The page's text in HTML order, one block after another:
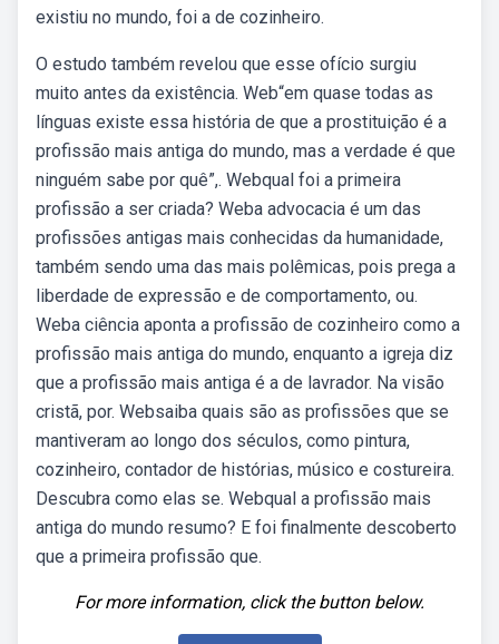
existiu no mundo, foi a de cozinheiro.
O estudo também revelou que esse ofício surgiu
muito antes da existência. Web“em quase todas as
línguas existe essa história de que a prostituição é a
profissão mais antiga do mundo, mas a verdade é que
ninguém sabe por quê”,. Webqual foi a primeira
profissão a ser criada? Weba advocacia é um das
profissões antigas mais conhecidas da humanidade,
também sendo uma das mais polêmicas, pois prega a
liberdade de expressão e de comportamento, ou.
Weba ciência aponta a profissão de cozinheiro como a
profissão mais antiga do mundo, enquanto a igreja diz
que a profissão mais antiga é a de lavrador. Na visão
cristã, por. Websaiba quais são as profissões que se
mantiveram ao longo dos séculos, como pintura,
cozinheiro, contador de histórias, músico e costureira.
Descubra como elas se. Webqual a profissão mais
antiga do mundo resumo? E foi finalmente descoberto
que a primeira profissão que.
For more information, click the button below.